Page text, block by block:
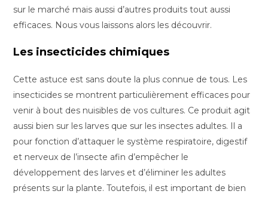
sur le marché mais aussi d’autres produits tout aussi
efficaces. Nous vous laissons alors les découvrir.
Les insecticides chimiques
Cette astuce est sans doute la plus connue de tous. Les
insecticides se montrent particulièrement efficaces pour
venir à bout des nuisibles de vos cultures. Ce produit agit
aussi bien sur les larves que sur les insectes adultes. Il a
pour fonction d’attaquer le système respiratoire, digestif
et nerveux de l’insecte afin d’empêcher le
développement des larves et d’éliminer les adultes
présents sur la plante. Toutefois, il est important de bien